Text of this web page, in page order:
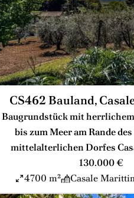
CS462 Bauland,
Baugrundstück mit
bis zum Meer am Rande
mittelalterlichen Dorfes
130.000 €
4700 m²
Casale